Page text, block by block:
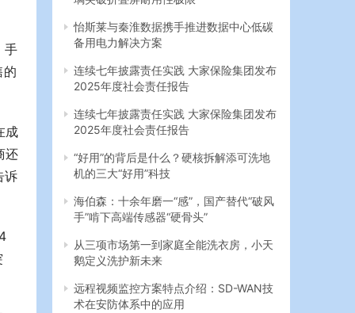
手
的
成
还
诉
怡斯莱与秦淮数据携手推进数据中心低碳
备用电力解决方案
连续七年披露责任实践 大家保险集团发布
2025年度社会责任报告
连续七年披露责任实践 大家保险集团发布
2025年度社会责任报告
“好用”的背后是什么？硬核拆解添可洗地
机的三大“好用”科技
海伯森：十余年磨一“感”，国产替代“破风
手”啃下高端传感器“硬骨头”
从三项市场第一到家庭全能洗衣房，小天
鹅定义洗护新未来
远程视频监控方案特点介绍：SD-WAN技
术在安防体系中的应用